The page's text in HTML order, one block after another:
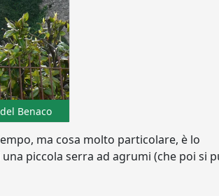
Benaco
ma cosa molto particolare, è lo
piccola serra ad agrumi (che poi si